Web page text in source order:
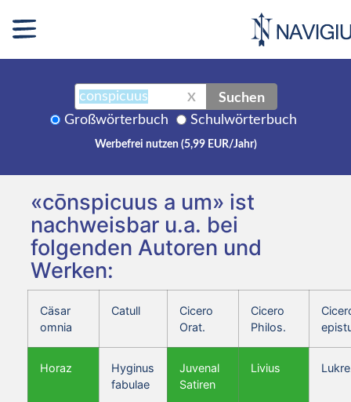
X Suchen
Großwörterbuch Schulwörterbuch
Werbefrei nutzen (5,99 EUR/Jahr)
«cōnspicuus a um» ist
nachweisbar u.a. bei
folgenden Autoren und
Werken:
Cäsar
omnia
Catull
Cicero
Orat.
Cicero
Philos.
Horaz
Hyginus
fabulae
Juvenal
Satiren
Livius